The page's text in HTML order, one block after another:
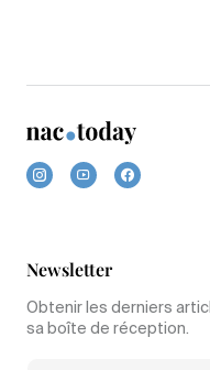
Newsletter
Obtenir les derniers
sa boîte de réception.